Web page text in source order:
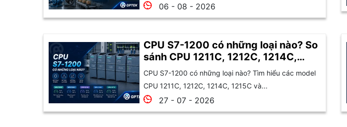
06 - 08 - 2026
CPU S7-1200 có những loại nào? So
sánh CPU 1211C, 1212C, 1214C,
1215C và 1217C
CPU S7-1200 có những loại nào? Tìm hiểu các model
CPU 1211C, 1212C, 1214C, 1215C và...
27 - 07 - 2026